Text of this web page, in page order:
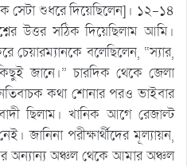
সেটা শুধরে দিয়েছিলেন]। ১২-১৪
উত্তর সঠিক দিয়েছিলাম আমি।
চেয়ারম্যানকে বলেছিলেন, “স্যার,
জানে।” চারদিক থেকে জেলা
কথা শোনার পরও ভাইবার
ছিলাম। খানিক আগে রেজাল্ট
জানিনা পরীক্ষার্থীদের মূল্যায়ন,
অন্যান্য অঞ্চল থেকে আমার অঞ্চল